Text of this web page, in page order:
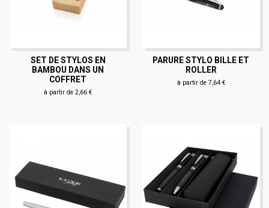
SET DE STYLOS EN
BAMBOU DANS UN
COFFRET
à partir de 2,66 €
PARURE STYLO BILLE ET
ROLLER
à partir de 7,64 €